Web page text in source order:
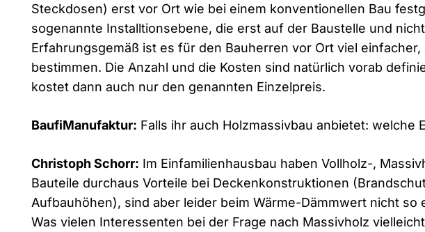
Steckdosen) erst vor Ort wie bei einem konventionellen Bau
sogenannte Installtionsebene, die erst auf der Baustelle und
Erfahrungsgemäß ist es für den Bauherren vor Ort viel
bestimmen. Die Anzahl und die Kosten sind natürlich vorab
kostet dann auch nur den genannten Einzelpreis.
BaufiManufaktur: Falls ihr auch Holzmassivbau anbietet: welche
Christoph Schorr: Im Einfamilienhausbau haben Vollholz-,
Bauteile durchaus Vorteile bei Deckenkonstruktionen
Aufbauhöhen), sind aber leider beim Wärme-Dämmwert nicht
Was vielen Interessenten bei der Frage nach Massivholz